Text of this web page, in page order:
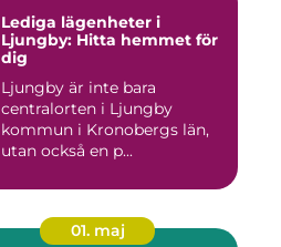
Lediga lägenheter i
Ljungby: Hitta hemmet för
dig
Ljungby är inte bara
centralorten i Ljungby
kommun i Kronobergs län,
utan också en p...
01. maj